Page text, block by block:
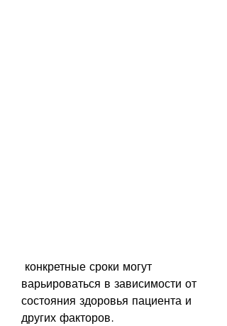
варьироваться в зависимости от
состояния здоровья пациента и
других факторов.